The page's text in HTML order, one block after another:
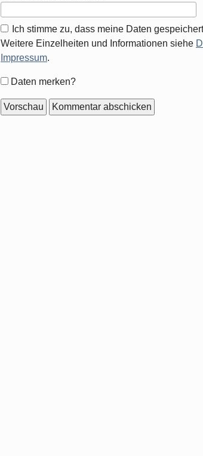
Ich stimme zu, dass meine Daten
Weitere Einzelheiten und Informationen siehe
Impressum.
Formular-
Daten merken?